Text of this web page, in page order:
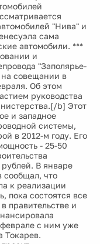
"Нива" и
сама
автомобили. ***
и
"Заполярье-
на совещании в
Об этом
руководства
b] Этот
и западное
системы,
в 2012-м году. Его
- 25-50
В январе
сообщал, что
к реализации
пока состоятся все
правительстве и
феврале с ним уже
Токарев.